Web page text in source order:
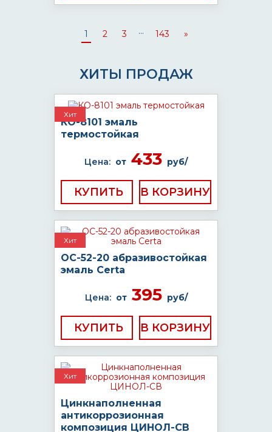
1 2 3 ... 143 »
ХИТЫ ПРОДАЖ
Хит
КО-8101 эмаль
термостойкая
Цена: от 433 руб/
КУПИТЬ
Хит
ОС-52-20 абразивостойкая
эмаль Certa
Цена: от395 руб/
КУПИТЬ
Хит
Цинкнаполненная
антикоррозионная
композиция ЦИНОЛ-СВ